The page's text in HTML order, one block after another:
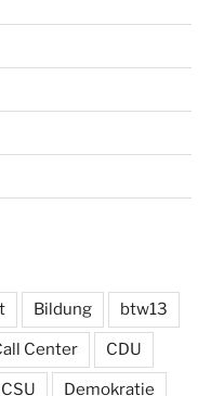
Bildung btw13
Center CDU
CSU Demokratie